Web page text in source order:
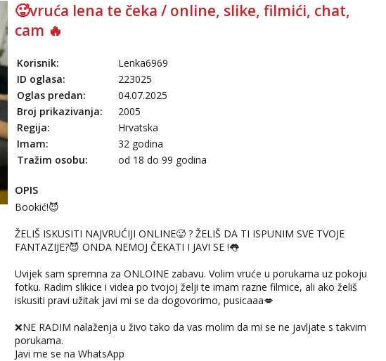
🥵vruća lena te čeka / online, slike, filmići, chat,
cam 🔥
Korisnik:
Lenka6969
ID oglasa:
223025
Oglas predan:
04.07.2025
Broj prikazivanja:
2005
Regija:
Hrvatska
Imam:
32 godina
Tražim osobu:
od 18 do 99 godina
OPIS
Bookić!😈
ŽELIŠ ISKUSITI NAJVRUĆIJI ONLINE🥵 ? ŽELIŠ DA TI ISPUNIM SVE TVOJE
FANTAZIJE?😈 ONDA NEMOJ ČEKATI I JAVI SE !👅
Uvijek sam spremna za ONLOINE zabavu. Volim vruće u porukama uz pokoju
fotku. Radim slikice i videa po tvojoj želji te imam razne filmice, ali ako želiš
iskusiti pravi užitak javi mi se da dogovorimo, pusicaaa💋
❌NE RADIM nalaženja u živo tako da vas molim da mi se ne javljate s takvim
porukama.
Javi me se na WhatsApp